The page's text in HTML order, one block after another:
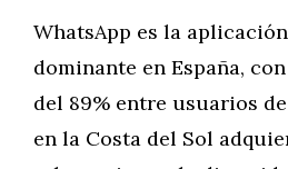
WhatsApp es la
dominante en España,
del 89% entre usuarios
en la Costa del Sol